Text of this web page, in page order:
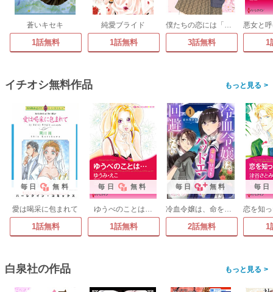
蒼いキセキ
1話無料
純愛ブライド
1話無料
僕たちの恋には「もしも」があふれていて、
3話無料 1
イチオシ無料作品 >
毎日 無料
愛は喝采に包まれて
1話無料
毎日 無料
ゆうべのことは…
1話無料
毎日 無料
冷血令嬢は、命を懸けてもバッドエンドを回避したい
2話無料
毎日
1
白泉社の作品 >